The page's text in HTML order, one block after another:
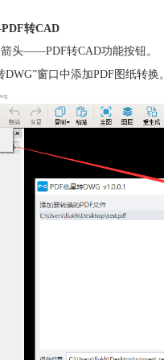
转CAD
头——PDF转CAD功能按钮。
DWG”窗口中添加PDF图纸转换